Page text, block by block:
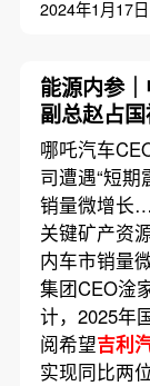
2024年1月17日
能源内参
副总赵占
终止天合
哪吒汽车
司遭遇“短期
销量微增长
关键矿产资
内车市销量
集团CEO淦
计，2025年
阅希望吉利
实现同比两